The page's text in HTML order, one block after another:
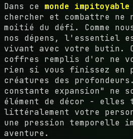
Dans ce monde
chercher et combattre ne
moitié du défi. Comme
nos dépens, l'essentiel
vivant avec votre butin.
coffres remplis d'or ne
rien si vous finissez en
créatures des
constante expansion" ne
élément de décor - elles
littéralement votre
une pression temporelle
aventure.